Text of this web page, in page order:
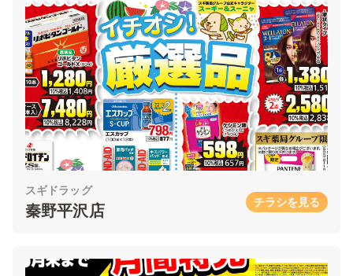
スギドラッグ
秦野平沢店 チラシを見る